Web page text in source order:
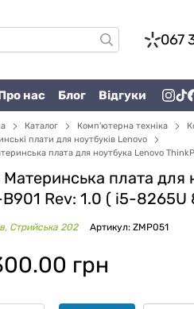
067
нас Блог Відгуки
Каталог Комп'ютерна техніка
плати для ноутбуків Lenovo
плата для ноутбука Lenovo
плата для
Rev: 1.0 ( i5-8265U
Стрийська 202 Артикул: ZMP051
грн